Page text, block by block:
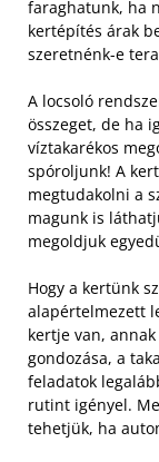
faraghatunk, ha
kertépítés árak
szeretnénk-e
A locsoló
összeget, de ha
víztakarékos
spóroljunk! A
megtudakolni a
magunk is
megoldjuk
Hogy a kertünk
alapértelmezett
kertje van,
gondozása, a
feladatok
rutint igényel.
tehetjük, ha